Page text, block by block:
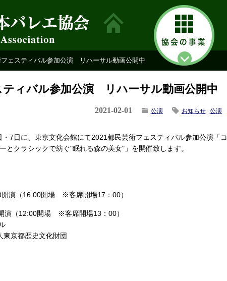
ェスティバル参加公演 リハーサル動画公開中
ティバル参加公演 リハーサル動画公開中
2021-02-01 公演 お知らせ 公演
・7日に、東京文化会館にて2021都民芸術フェスティバル参加公演「コ
とクラシックで紡ぐ"眠れる森の美女"」を開催致します。
開演（16:00開場 ※客席開場17：00）
12:00開場 ※客席開場13：00）
東京都歴史文化財団